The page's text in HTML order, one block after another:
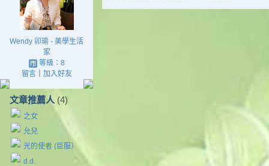
Wendy 卯瑜 - 美學生活
家
等級：8
留言｜ 加入好友
文章推薦人 (4)
之女
允兒
光的使者 (臣服）
d.d.